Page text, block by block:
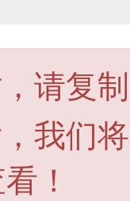
请复
我们
！